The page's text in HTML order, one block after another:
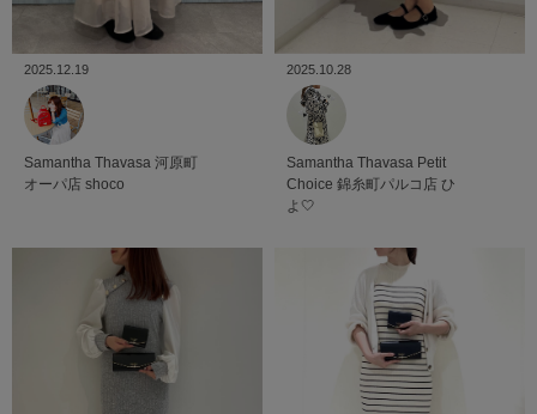
2025.12.19
Samantha Thavasa 河原町
オーパ店 shoco
2025.10.28
Samantha Thavasa Petit
Choice 錦糸町パルコ店 ひ
よ🤍